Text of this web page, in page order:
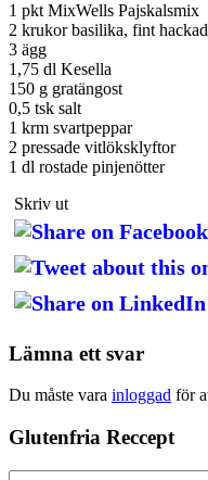
1 pkt MixWells Pajskalsmix
2 krukor basilika, fint hackad
3 ägg
1,75 dl Kesella
150 g gratängost
0,5 tsk salt
1 krm svartpeppar
2 pressade vitlöksklyftor
1 dl rostade pinjenötter
Skriv ut
Lämna ett svar
Du måste vara inloggad för
Glutenfria Reccept